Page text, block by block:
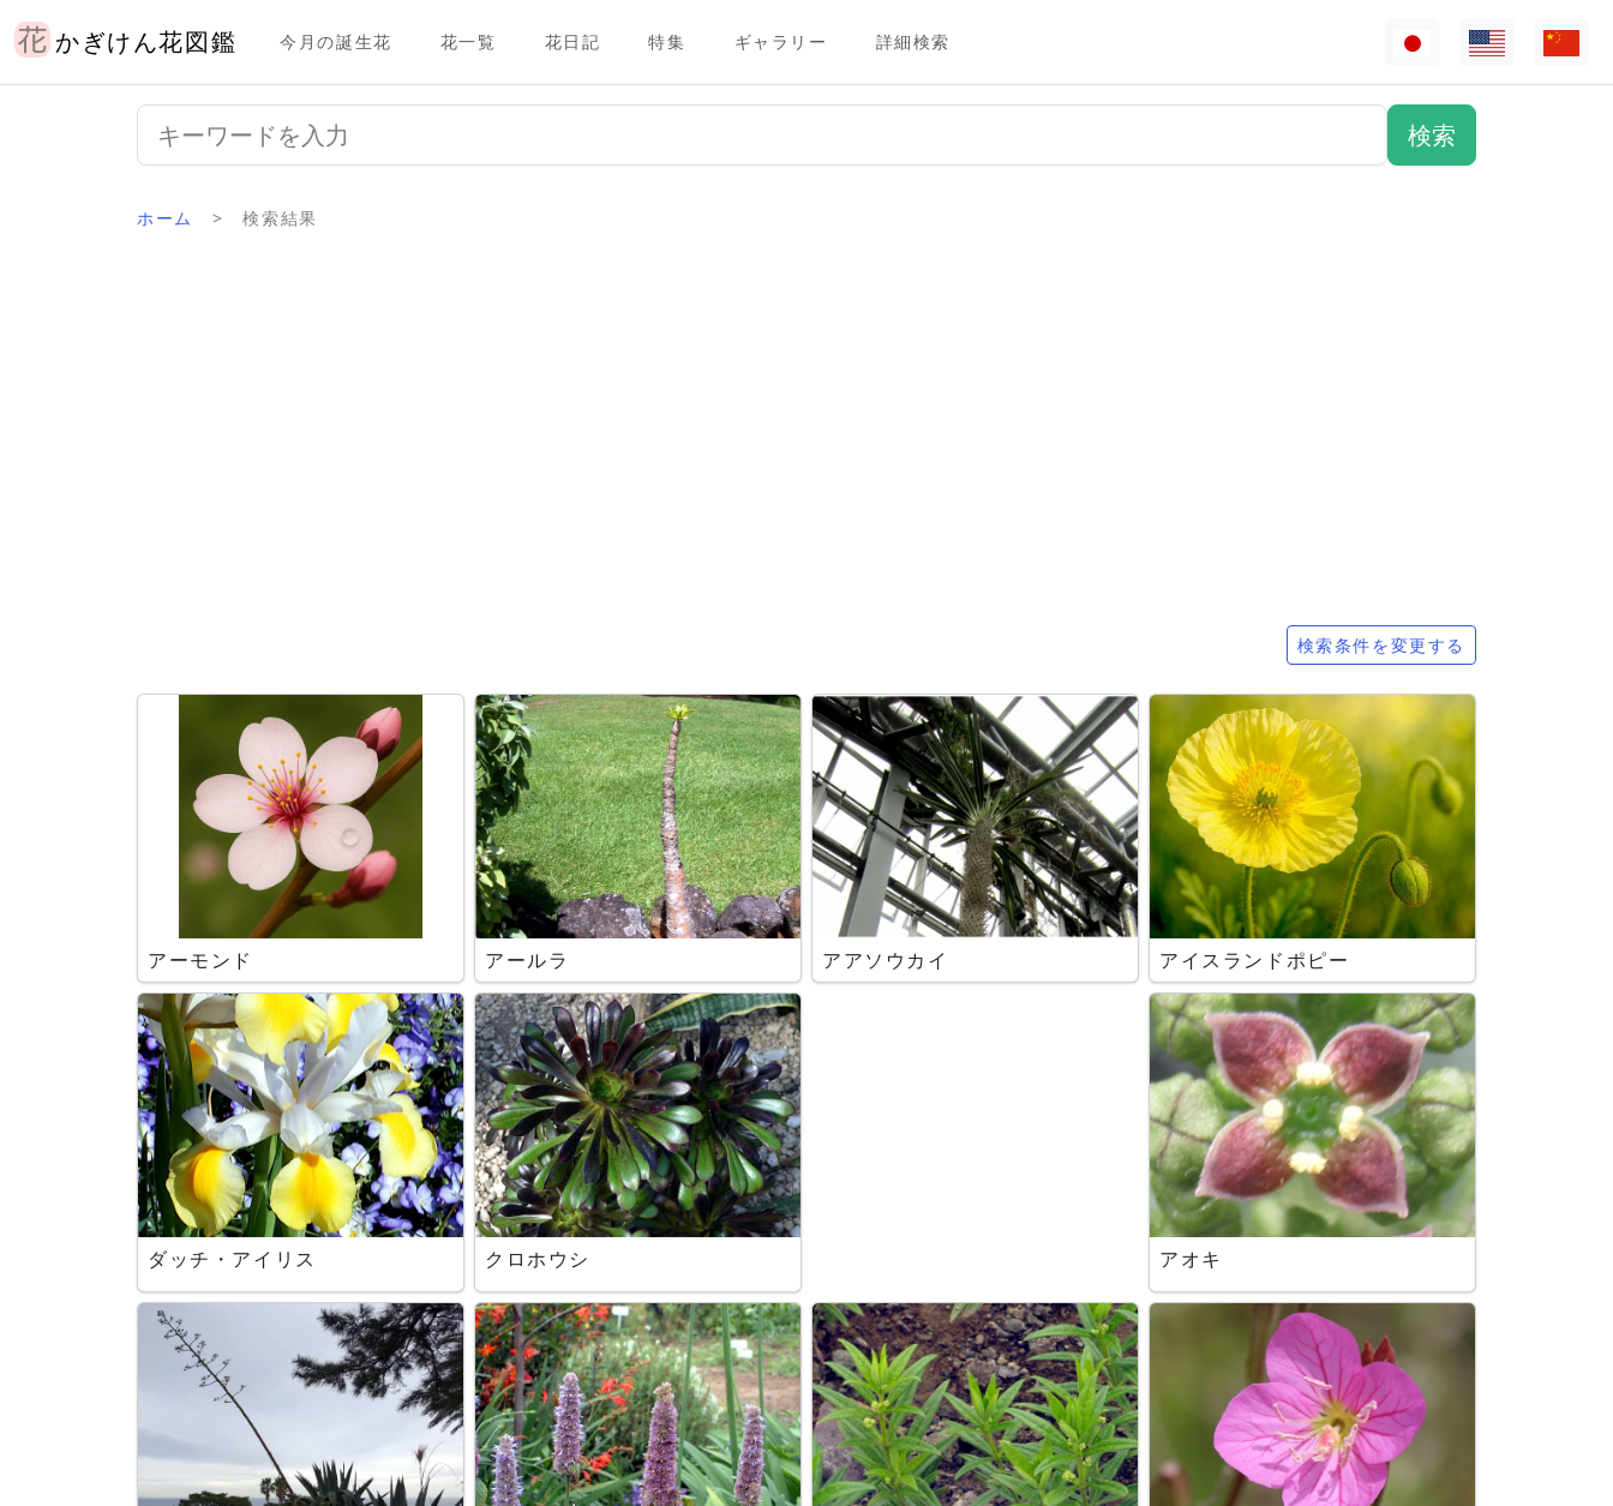
かぎけん花図鑑 今月の誕生花 花一覧 花日記 特集 ギャラリー 詳細検索
ホーム 検索結果
検索条件を変更する
アーモンド アールラ アアソウカイ アイスランドポピー
ダッチ・アイリス クロホウシ アオキ